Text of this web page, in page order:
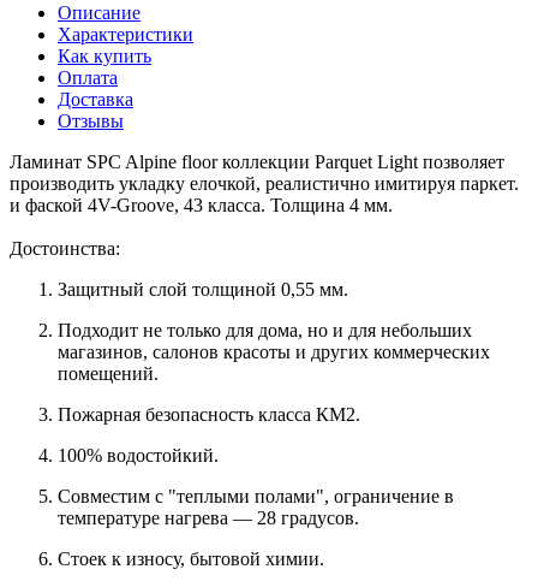
Описание
Характеристики
Как купить
Оплата
Доставка
Отзывы
Ламинат SPC Alpine floor коллекции Parquet Light позволяет
производить укладку елочкой, реалистично имитируя паркет.
и фаской 4V-Groove, 43 класса. Толщина 4 мм.
Достоинства:
Защитный слой толщиной 0,55 мм.
Подходит не только для дома, но и для небольших
магазинов, салонов красоты и других коммерческих
помещений.
Пожарная безопасность класса КМ2.
100% водостойкий.
Совместим с "теплыми полами", ограничение в
температуре нагрева — 28 градусов.
Стоек к износу, бытовой химии.